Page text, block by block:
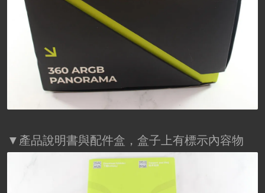
▼產品說明書與配件盒，盒子上有標示內容物